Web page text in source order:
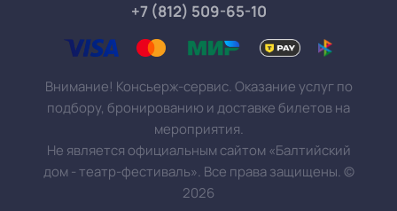
+7 (812) 509-65-10
Внимание! Консьерж-сервис. Оказание услуг по
подбору, бронированию и доставке билетов на
мероприятия.
Не является официальным сайтом «Балтийский
дом - театр-фестиваль». Все права защищены.©
2026